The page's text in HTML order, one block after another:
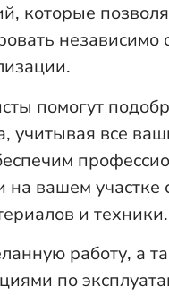
которые
независимо
помогут
учитывая все
вашем участке
и техники.
работу, а
по